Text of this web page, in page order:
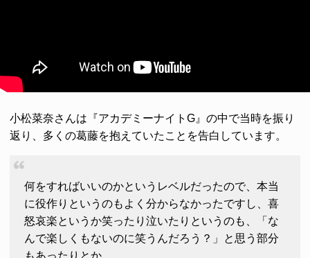
小松菜奈さんは『アカデミーナイトG』の中で当時を振り
返り、多くの葛藤を抱えていたことを告白しています。
何をすればいいのかというレベルだったので、本当
に役作りというのもよく分からなかったですし、喜
怒哀楽というか笑ったり泣いたりというのも、「な
んで楽しくもないのに笑うんだろう？」と思う部分
もあったりとか。